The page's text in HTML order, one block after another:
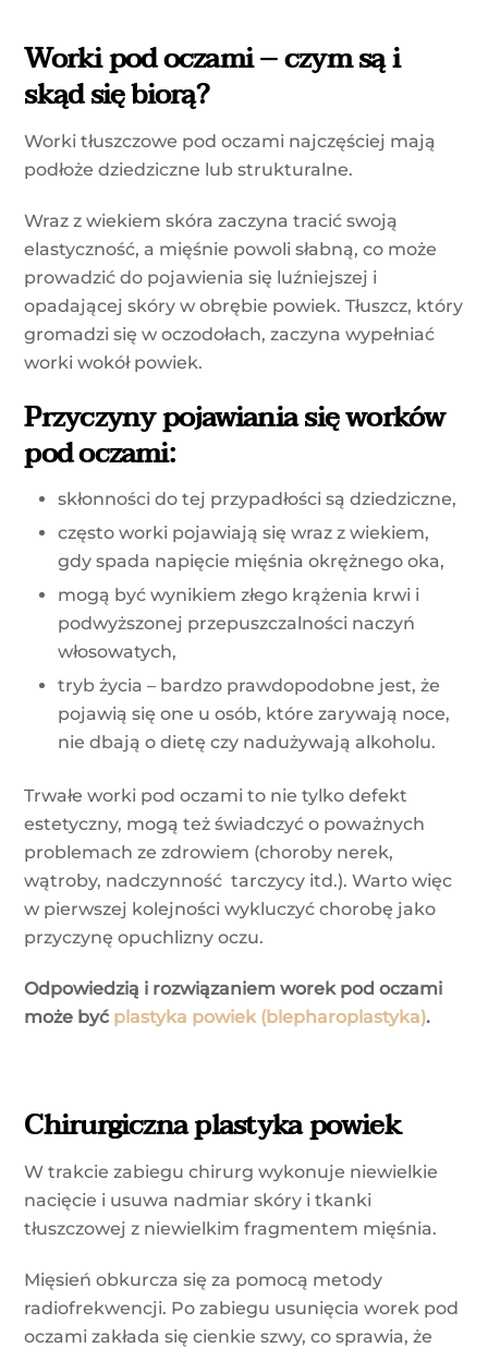
Worki pod oczami – czym są i
skąd się biorą?
Worki tłuszczowe pod oczami najczęściej mają
podłoże dziedziczne lub strukturalne.
Wraz z wiekiem skóra zaczyna tracić swoją
elastyczność, a mięśnie powoli słabną, co może
prowadzić do pojawienia się luźniejszej i
opadającej skóry w obrębie powiek. Tłuszcz, który
gromadzi się w oczodołach, zaczyna wypełniać
worki wokół powiek.
Przyczyny pojawiania się worków
pod oczami:
skłonności do tej przypadłości są dziedziczne,
często worki pojawiają się wraz z wiekiem,
gdy spada napięcie mięśnia okrężnego oka,
mogą być wynikiem złego krążenia krwi i
podwyższonej przepuszczalności naczyń
włosowatych,
tryb życia – bardzo prawdopodobne jest, że
pojawią się one u osób, które zarywają noce,
nie dbają o dietę czy nadużywają alkoholu.
Trwałe worki pod oczami to nie tylko defekt
estetyczny, mogą też świadczyć o poważnych
problemach ze zdrowiem (choroby nerek,
wątroby, nadczynność tarczycy itd.). Warto więc
w pierwszej kolejności wykluczyć chorobę jako
przyczynę opuchlizny oczu.
Odpowiedzią i rozwiązaniem worek pod oczami
może być plastyka powiek (blepharoplastyka).
Chirurgiczna plastyka powiek
W trakcie zabiegu chirurg wykonuje niewielkie
nacięcie i usuwa nadmiar skóry i tkanki
tłuszczowej z niewielkim fragmentem mięśnia.
Mięsień obkurcza się za pomocą metody
radiofrekwencji. Po zabiegu usunięcia worek pod
oczami zakłada się cienkie szwy, co sprawia, że